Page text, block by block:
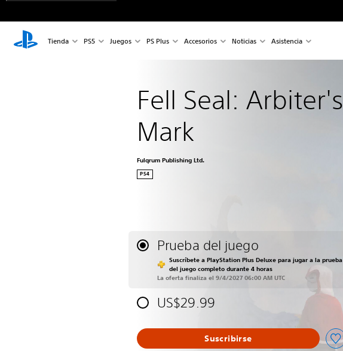
Tienda PS5 Juegos PS Plus Accesorios Noticias Asistencia
Fell Seal: Arbiter's
Mark
Fulqrum Publishing Ltd.
PS4
Prueba del juego
Suscríbete a PlayStation Plus Deluxe para jugar a la prueba
del juego completo durante 4 horas
La oferta finaliza el 9/4/2027 06:00 AM UTC
US$29.99
Suscribirse